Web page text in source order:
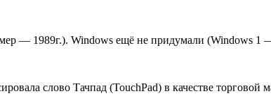
— 1989г.). Windows ещё не придумали (Windows 1
слово Тачпад (TouchPad) в качестве торговой